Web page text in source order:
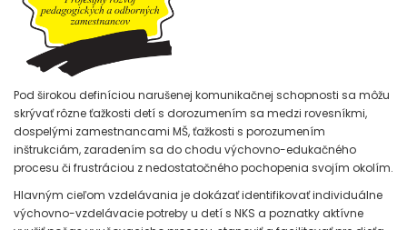
Pod širokou definíciou narušenej komunikačnej schopnosti sa môžu
skrývať rôzne ťažkosti detí s dorozumením sa medzi rovesníkmi,
dospelými zamestnancami MŠ, ťažkosti s porozumením
inštrukciám, zaradením sa do chodu výchovno-edukačného
procesu či frustráciou z nedostatočného pochopenia svojím okolím.
Hlavným cieľom vzdelávania je dokázať identifikovať individuálne
výchovno-vzdelávacie potreby u detí s NKS a poznatky aktívne